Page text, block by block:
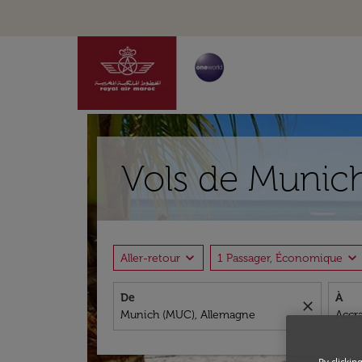
Vols de
Aller-retour expand_more 1 Passager, Économique expand_more
De
close
À